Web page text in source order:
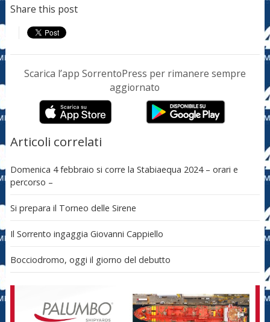
Share this post
Scarica l’app SorrentoPress per rimanere sempre
aggiornato
Articoli correlati
Domenica 4 febbraio si corre la Stabiaequa 2024 – orari e
percorso –
Si prepara il Torneo delle Sirene
Il Sorrento ingaggia Giovanni Cappiello
Bocciodromo, oggi il giorno del debutto